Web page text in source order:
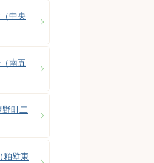
中央
南五
町二
粕壁東